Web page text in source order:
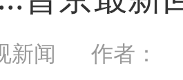
新闻 作者：